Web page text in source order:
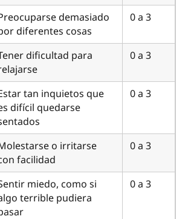
demasiado
diferentes cosas
0 a 3
dificultad para
0 a 3
tan inquietos que
difícil quedarse
0 a 3
o irritarse
facilidad
0 a 3
miedo, como si
terrible pudiera
0 a 3